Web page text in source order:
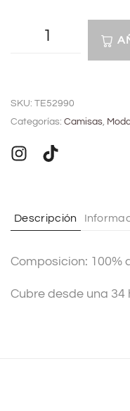
t
r
i
e
:
SKU: TE52990
Categorías: Camisas,
Descripción
Composicion: 100%
Cubre desde una 34